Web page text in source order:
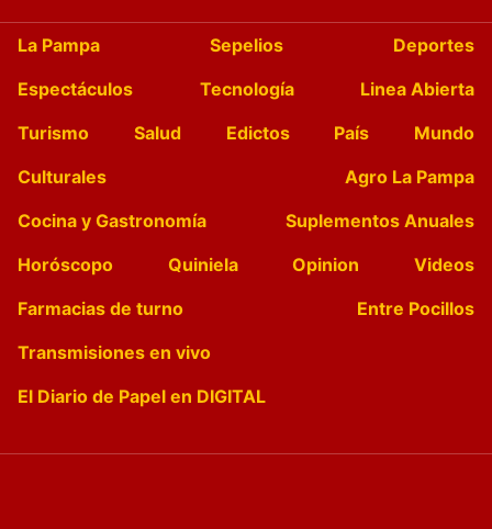
La Pampa Sepelios
Deportes
Espectáculos
Tecnología
Linea Abierta
Turismo
Salud Edictos País
Mundo
Culturales
Agro La Pampa
Cocina y Gastronomía
Suplementos Anuales
Horóscopo
Quiniela Opinion
Videos
Farmacias de turno
Entre Pocillos
Transmisiones en vivo
El Diario de Papel en DIGITAL